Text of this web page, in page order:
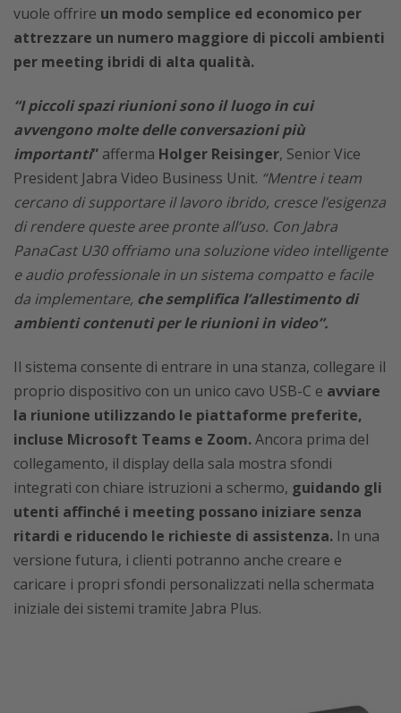
vuole offrire un modo semplice ed economico per
attrezzare un numero maggiore di piccoli ambienti
per meeting ibridi di alta qualità.
“I piccoli spazi riunioni sono il luogo in cui
avvengono molte delle conversazioni più
importanti” afferma Holger Reisinger, Senior Vice
President Jabra Video Business Unit. “Mentre i team
cercano di supportare il lavoro ibrido, cresce l’esigenza
di rendere queste aree pronte all’uso. Con Jabra
PanaCast U30 offriamo una soluzione video intelligente
e audio professionale in un sistema compatto e facile
da implementare, che semplifica l’allestimento di
ambienti contenuti per le riunioni in video”.
Il sistema consente di entrare in una stanza, collegare il
proprio dispositivo con un unico cavo USB-C e avviare
la riunione utilizzando le piattaforme preferite,
incluse Microsoft Teams e Zoom.Ancora prima del
collegamento, il display della sala mostra sfondi
integrati con chiare istruzioni a schermo, guidando gli
utenti affinché i meeting possano iniziare senza
ritardi e riducendo le richieste di assistenza. In una
versione futura, i clienti potranno anche creare e
caricare i propri sfondi personalizzati nella schermata
iniziale dei sistemi tramite Jabra Plus.